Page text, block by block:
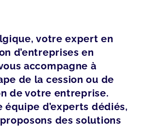
votre expert en
d’entreprises en
accompagne à
de la cession ou de
de votre entreprise.
équipe d’experts dédiés,
des solutions